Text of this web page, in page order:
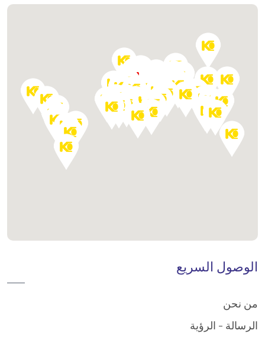
الوصول السريع
من نحن
الرسالة - الرؤية